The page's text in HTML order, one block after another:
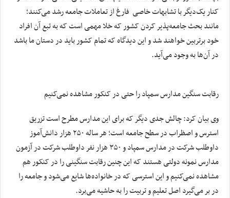
کنار یک‌دیگر با تشابهات خاصی فارغ از تعاملات جامعه رشد می‌کنند؛
مانند بحث جامعه‌پذیر کردن کشور که خلا مهمی است که به تبع آن افراد
خود برتربین خواهند شد و این دیدگاه که تمام کشور باید در دستان ما باشد
در آن‌ها به وجود می‌آید.
رقابت سنگین مدارس سمپاد را حتی در کنکور مشاهده نمی‌کنیم
وی بیان کرد: چالش جدی دیگر که برای این مدارس مطرح است تزریق
استرس و اصظراب در سطح جامعه است؛ هر ساله ۲۵۰ هزار دانش‌آموز
داوطلب شرکت در مدارس سمپاد و ۳۵۰ هزار نفر داوطلب شرکت در آزمون
مدارس نمونه دولتی هستند که این چنین رقابت سنگینی را در کنکور هم
مشاهده نمی‌کنیم و این استرسی که در خانواده‌ها شایع می‌شود و جامعه را
در بر می‌گیرد اصل تعلیم و تربیت را به حاشیه می‌برد.